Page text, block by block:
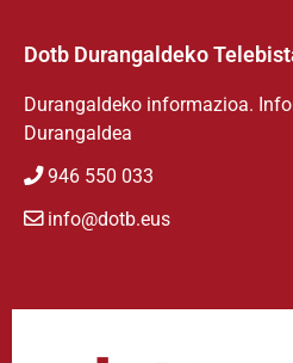
Dotb Durangaldeko
Durangaldeko informazioa.
Durangaldea
946 550 033
info@dotb.eus